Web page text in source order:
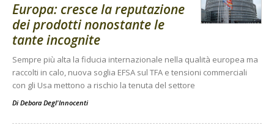
Europa: cresce la reputazione
dei prodotti nonostante le
tante incognite
Sempre più alta la fiducia internazionale nella qualità europea ma
raccolti in calo, nuova soglia EFSA sul TFA e tensioni commerciali
con gli Usa mettono a rischio la tenuta del settore
Di Debora Degl'Innocenti